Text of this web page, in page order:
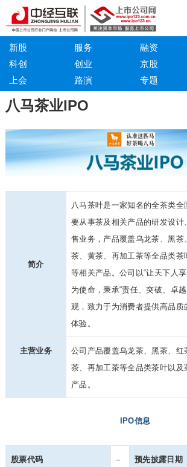
新股 服务 融资
科创
创业 京股
上会
路演 专题
八马茶业IPO
简介
八马茶叶是一家知名的全茶类全
要从事茶及相关产品的研发设计
售业务，产品覆盖乌龙茶、黑茶
茶、黄茶、再加工茶等全品类茶
等相关产品。公司以“让天下人
为使命，秉承“责任、突破、卓
观，致力于为消费者提供高品质
体验。
主营业务
公司产品覆盖乌龙茶、黑茶、红
茶、再加工茶等全品类茶叶以及
产品。
IPO信息
股票代码 – 预先披露日期